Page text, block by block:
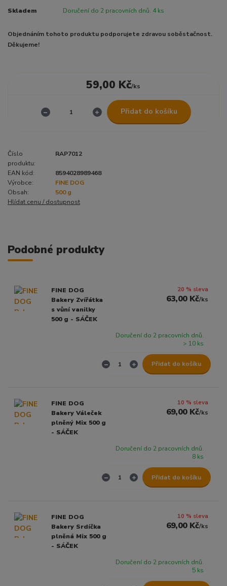
Skladem Doručení do 2 pracovních dnů. 4 ks
Objednáním tohoto produktu podporujete zdravou soběstačnost.
Děkujeme!
59,00 Kč/ks
Přidat do košíku
Číslo
produktu:
RAP7012
EAN kód:
8594028989468
Výrobce:
FINE DOG
Obsah:
500 g
Hlídat cenu / dostupnost
Podobné produkty
FINE DOG
Bakery Zvířátka
s vůní vanilky
500 g - SÁČEK
20 % sleva
63,00 Kč/ks
Doručení do 2 pracovních dnů.
> 10 ks
Přidat do košíku
FINE DOG
Bakery Váleček
plněný Mix 500 g
- SÁČEK
10 % sleva
69,00 Kč/ks
Doručení do 2 pracovních dnů.
8 ks
Přidat do košíku
FINE DOG
Bakery Srdíčka
plněná Mix 500 g
- SÁČEK
10 % sleva
69,00 Kč/ks
Doručení do 2 pracovních dnů.
5 ks